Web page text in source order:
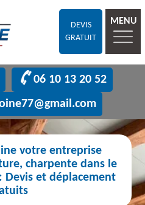
DEVIS
GRATUIT
MENU
06 10 13 20 52
votre entreprise
charpente dans le
Devis et déplacement